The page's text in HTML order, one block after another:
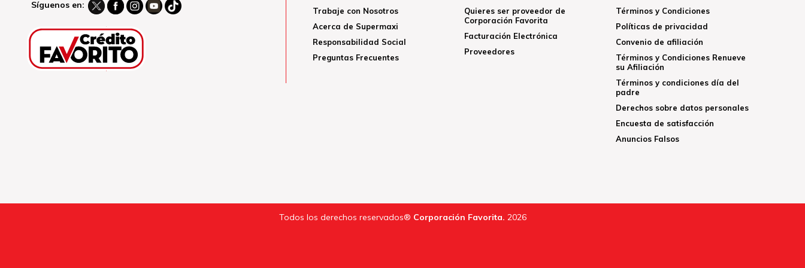
Síguenos en:
Trabaje con Nosotros
Acerca de Supermaxi
Responsabilidad Social
Preguntas Frecuentes
Quieres ser proveedor de
Corporación Favorita
Facturación Electrónica
Proveedores
Términos y Condiciones
Políticas de privacidad
Convenio de afiliación
Términos y Condiciones Renueve
su Afiliación
Términos y condiciones día del
padre
Derechos sobre datos personales
Encuesta de satisfacción
Anuncios Falsos
Todos los derechos reservados® Corporación Favorita. 2026